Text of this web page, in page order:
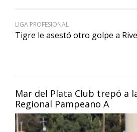
Mar del Plata Club trepó a
Regional Pampeano A
LIGA PROFESIONAL
Tigre le asestó otro golpe a